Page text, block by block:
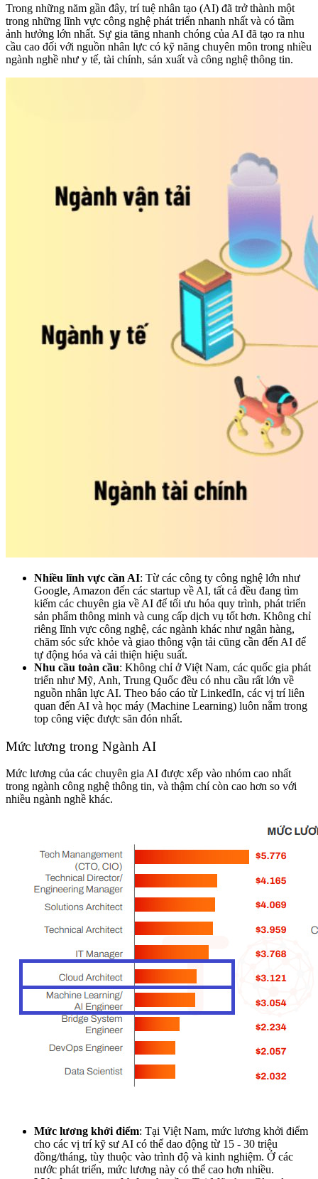
Trong những năm gần đây, trí tuệ nhân tạo (AI) đã trở thành một
trong những lĩnh vực công nghệ phát triển nhanh nhất và có tầm
ảnh hưởng lớn nhất. Sự gia tăng nhanh chóng của AI đã tạo ra nhu
cầu cao đối với nguồn nhân lực có kỹ năng chuyên môn trong nhiều
ngành nghề như y tế, tài chính, sản xuất và công nghệ thông tin.
Nhiều lĩnh vực cần AI: Từ các công ty công nghệ lớn như
Google, Amazon đến các startup về AI, tất cả đều đang tìm
kiếm các chuyên gia về AI để tối ưu hóa quy trình, phát triển
sản phẩm thông minh và cung cấp dịch vụ tốt hơn. Không chỉ
riêng lĩnh vực công nghệ, các ngành khác như ngân hàng,
chăm sóc sức khỏe và giao thông vận tải cũng cần đến AI để
tự động hóa và cải thiện hiệu suất.
Nhu cầu toàn cầu: Không chỉ ở Việt Nam, các quốc gia phát
triển như Mỹ, Anh, Trung Quốc đều có nhu cầu rất lớn về
nguồn nhân lực AI. Theo báo cáo từ LinkedIn, các vị trí liên
quan đến AI và học máy (Machine Learning) luôn nằm trong
top công việc được săn đón nhất.
Mức lương trong Ngành AI
Mức lương của các chuyên gia AI được xếp vào nhóm cao nhất
trong ngành công nghệ thông tin, và thậm chí còn cao hơn so với
nhiều ngành nghề khác.
Mức lương khởi điểm: Tại Việt Nam, mức lương khởi điểm
cho các vị trí kỹ sư AI có thể dao động từ 15 - 30 triệu
đồng/tháng, tùy thuộc vào trình độ và kinh nghiệm. Ở các
nước phát triển, mức lương này có thể cao hơn nhiều.